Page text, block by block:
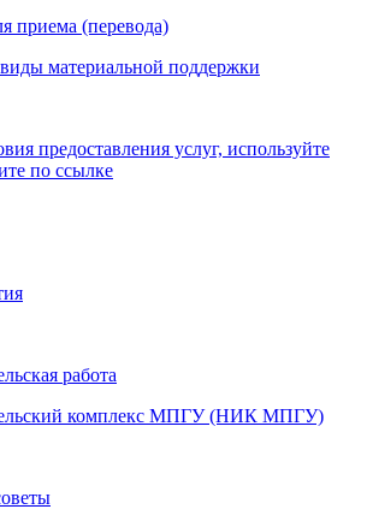
приема (перевода)
материальной поддержки
предоставления услуг, используйте
по ссылке
работа
комплекс МПГУ (НИК МПГУ)